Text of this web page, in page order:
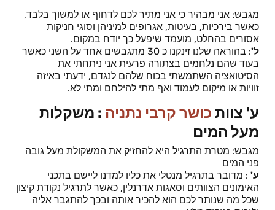
מגבש: אני מבהיר כי אני מתיר לכם לדחוף או למשוך בלבד,
כאשר בירכיות, בעיטות, אגרופים למיניהן וסוגי חניקות
אסורים בהחלט, מועמד שיפעל כך יודח במקום.
ל'
: בהוראה שלנו זינקנו כ 30 מתגבשים אחד על השני כאשר
בעוד שהם נלחמים בצתורה פרעית אני ניתחתי את
הסיטואציה השתמשתי בכוח שלהם לנגדם, ידעתי באיזה
זוויות או מיקום לעמוד ואף מתי להילחם ומתי לא.
ע' צוות כושר קרבי נתניה : משקלות
מעל המים
מגבש: מטרת התרגיל היא להחזיק את המשקולת מעל גובה
פני המים
ע' : מדובר בתרגיל מנטלי את כליו למדנו ליישם בתכני
האימונים הצוותים וסאגות אדרנלין, כאשר לתרגיל נקודת קיצון
שכל מה שנותר לכם הוא להכיר אותה ובכך להתגבר אליה